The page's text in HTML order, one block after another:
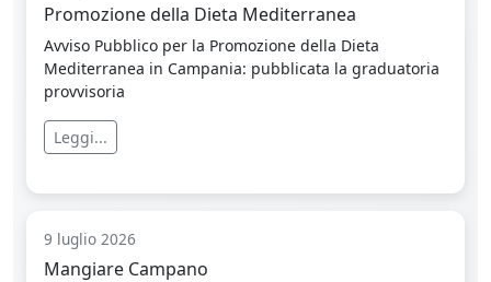
Promozione della Dieta Mediterranea
Avviso Pubblico per la Promozione della Dieta
Mediterranea in Campania: pubblicata la graduatoria
provvisoria
Leggi...
9 luglio 2026
Mangiare Campano